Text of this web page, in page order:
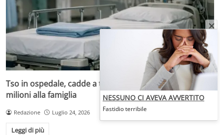
Tso in ospedale, cadde a terra e morì dopo 18 mesi: 2
milioni alla famiglia
Redazione Luglio 24, 2026
Leggi di più
NESSUNO CI AVEVA AVVERTITO
Fastidio terribile